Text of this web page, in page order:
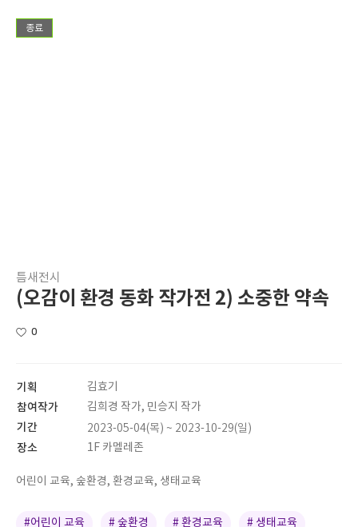
종료
틈새전시
(오감이 환경 동화 작가전 2) 소중한 약속
0
기획 김효기
참여작가 김희경 작가, 민승지 작가
기간 2023-05-04(목) ~ 2023-10-29(일)
장소 1F 카멜레존
어린이 교육, 숲환경, 환경교육, 생태교육
#어린이 교육 # 숲환경 # 환경교육 # 생태교육